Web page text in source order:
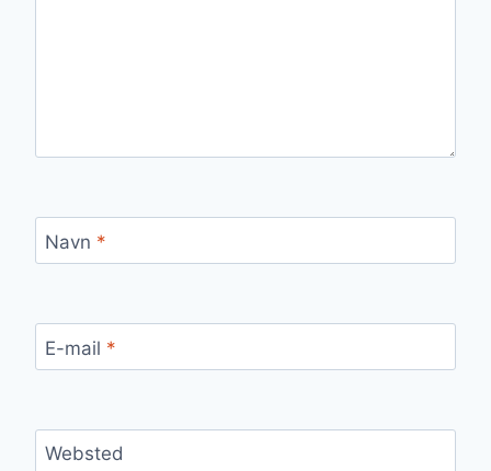
Navn *
E-mail *
Websted